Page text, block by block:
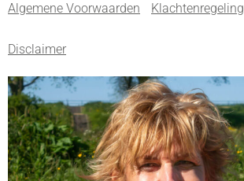
Algemene Voorwaarden Klachtenregeling
Disclaimer